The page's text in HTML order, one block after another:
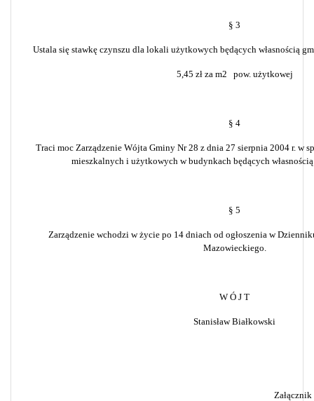
§ 3
Ustala się stawkę czynszu dla lokali użytkowych będących własnością
5,45 zł za m2 pow. użytkowej
§ 4
Traci moc Zarządzenie Wójta Gminy Nr 28 z dnia 27 sierpnia 2004 r. w
mieszkalnych i użytkowych w budynkach będących
§ 5
Zarządzenie wchodzi w życie po 14 dniach od ogłoszenia w
Mazowieckiego.
W Ó J T
Stanisław Białkowski